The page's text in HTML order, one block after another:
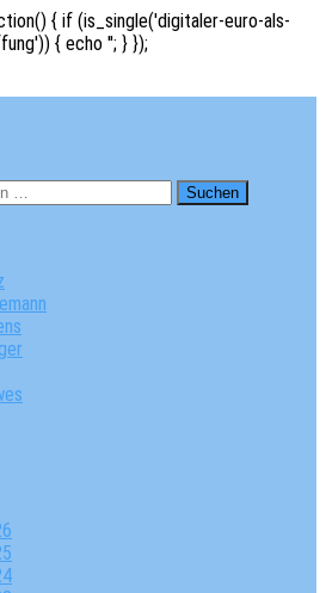
{ if (is_single('digitaler-euro-als-
{ echo ''; } });